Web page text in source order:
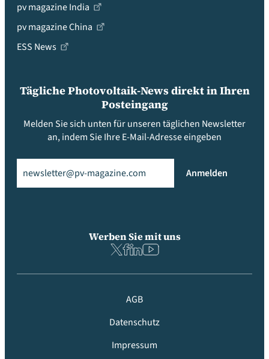
pv magazine India
pv magazine China
ESS News
Tägliche Photovoltaik-News direkt in Ihren
Posteingang
Melden Sie sich unten für unseren täglichen Newsletter
an, indem Sie Ihre E-Mail-Adresse eingeben
Anmelden
Werben Sie mit uns
AGB
Datenschutz
Impressum